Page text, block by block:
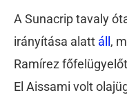
A Sunacrip tavaly
irányítása alatt áll ,
Ramírez
El Aissami volt